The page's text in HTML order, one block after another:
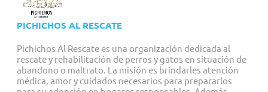
PICHICHOS AL RESCATE
Pichichos Al Rescate es una organización dedicada al
rescate y rehabilitación de perros y gatos en situación de
abandono o maltrato. La misión es brindarles atención
médica, amor y cuidados necesarios para prepararlos